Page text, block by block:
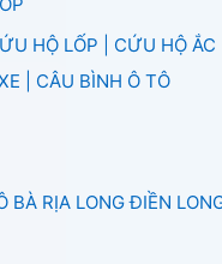
HỘ LỐP | CỨU HỘ ẮC
| CÂU BÌNH Ô TÔ
BÀ RỊA LONG ĐIỀN